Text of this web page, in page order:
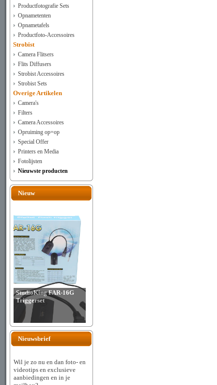
Productfotografie Sets
Opnametenten
Opnametafels
Productfoto-Accessoires
Strobist
Camera Flitsers
Flits Diffusers
Strobist Accessoires
Strobist Sets
Overige Artikelen
Camera's
Filters
Camera Accessoires
Opruiming op=op
Special Offer
Printers en Media
Fotolijsten
Nieuwste producten
Nieuw
StudioKing FAR-16G
Triggerset
Nieuwsbrief
Wil je zo nu en dan foto- en
videotips en exclusieve
aanbiedingen en in je